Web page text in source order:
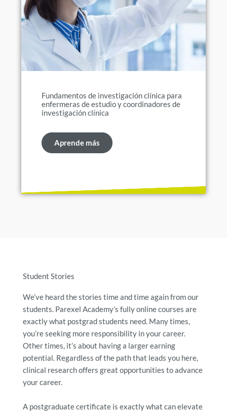
Fundamentos de investigación clínica para
enfermeras de estudio y coordinadores de
investigación clínica
Aprende más
Student Stories
We’ve heard the stories time and time again from our
students. Parexel Academy’s fully online courses are
exactly what postgrad students need. Many times,
you’re seeking more responsibility in your career.
Other times, it’s about having a larger earning
potential. Regardless of the path that leads you here,
clinical research offers great opportunities to advance
your career.
A postgraduate certificate is exactly what can elevate